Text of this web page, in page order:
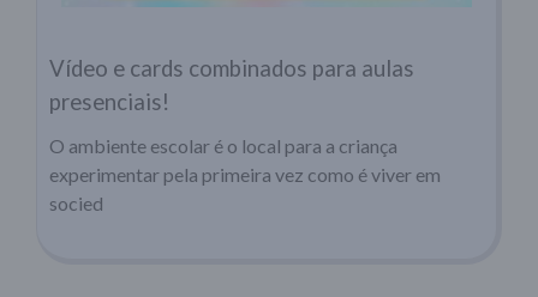
Vídeo e cards combinados para aulas
presenciais!
O ambiente escolar é o local para a criança
experimentar pela primeira vez como é viver em
socied